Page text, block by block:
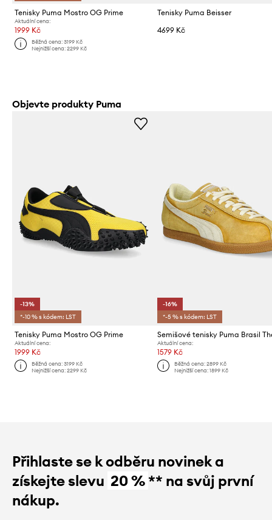
Tenisky Puma Mostro OG Prime
Aktuální cena:
1999 Kč
Běžná cena:3199 Kč
Nejnižší cena:2299 Kč
Tenisky Puma Beisser
4699 Kč
Objevte produkty Puma
-13%
*-10 % s kódem: LST
Tenisky Puma Mostro OG Prime
Aktuální cena:
1999 Kč
Běžná cena:3199 Kč
Nejnižší cena:2299 Kč
-16%
*-5 % s kódem: LST
Aktuální cena:
1579 Kč
Běžná cena: 2899 Kč
Nejnižší cena: 1899 Kč
Přihlaste se k odběru novinek a
získejte slevu 20 %** na svůj první
nákup.